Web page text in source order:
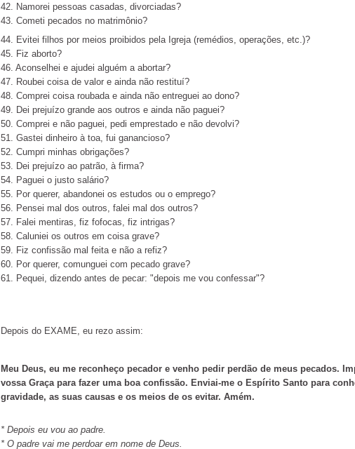
42. Namorei pessoas casadas, divorciadas?
43. Cometi pecados no matrimônio?
44. Evitei filhos por meios proibidos pela Igreja (remédios, operações, etc.)?
45. Fiz aborto?
46. Aconselhei e ajudei alguém a abortar?
47. Roubei coisa de valor e ainda não restituí?
48. Comprei coisa roubada e ainda não entreguei ao dono?
49. Dei prejuízo grande aos outros e ainda não paguei?
50. Comprei e não paguei, pedi emprestado e não devolvi?
51. Gastei dinheiro à toa, fui ganancioso?
52. Cumpri minhas obrigações?
53. Dei prejuízo ao patrão, à firma?
54. Paguei o justo salário?
55. Por querer, abandonei os estudos ou o emprego?
56. Pensei mal dos outros, falei mal dos outros?
57. Falei mentiras, fiz fofocas, fiz intrigas?
58. Caluniei os outros em coisa grave?
59. Fiz confissão mal feita e não a refiz?
60. Por querer, comunguei com pecado grave?
61. Pequei, dizendo antes de pecar: "depois me vou confessar"?
Depois do EXAME, eu rezo assim:
Meu Deus, eu me reconheço pecador e venho pedir perdão de meus pecados.
vossa Graça para fazer uma boa confissão. Enviai-me o Espírito Santo para
gravidade, as suas causas e os meios de os evitar. Amém.
* Depois eu vou ao padre.
* O padre vai me perdoar em nome de Deus.